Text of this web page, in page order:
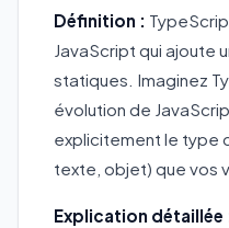
Définition :
JavaScript qui ajoute
statiques. Imaginez
évolution de
explicitement le type
texte, objet) que vos
Explication détaillée